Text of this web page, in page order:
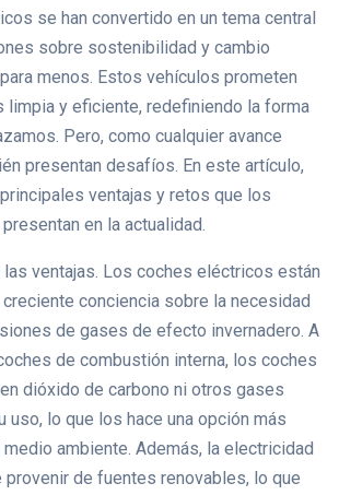
se han convertido en un tema central
sobre sostenibilidad y cambio
menos. Estos vehículos prometen
limpia y eficiente, redefiniendo la forma
Pero, como cualquier avance
presentan desafíos. En este artículo,
ventajas y retos que los
en la actualidad.
ventajas. Los coches eléctricos están
conciencia sobre la necesidad
de gases de efecto invernadero. A
de combustión interna, los coches
dióxido de carbono ni otros gases
uso, lo que los hace una opción más
ambiente. Además, la electricidad
provenir de fuentes renovables, lo que